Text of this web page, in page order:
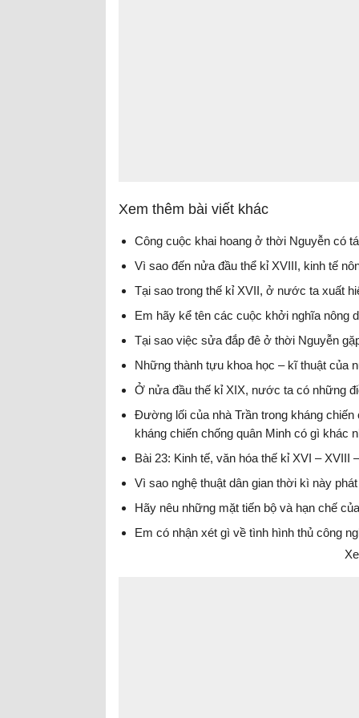
Xem thêm bài viết khác
Công cuộc khai hoang ở thời Nguyễn có
Vì sao đến nửa đầu thể kỉ XVIII, kinh tế
Tại sao trong thế kỉ XVII, ở nước ta xuất
Em hãy kể tên các cuộc khởi nghĩa nông
Tại sao việc sửa đắp đê ở thời Nguyễn
Những thành tựu khoa học – kĩ thuật của
Ở nửa đầu thế kỉ XIX, nước ta có những
Đường lối của nhà Trần trong kháng
kháng chiến chống quân Minh có gì khác
Bài 23: Kinh tế, văn hóa thế kỉ XVI – XVIII
Vì sao nghệ thuật dân gian thời kì này
Hãy nêu những mặt tiến bộ và hạn chế
Em có nhận xét gì về tình hình thủ công